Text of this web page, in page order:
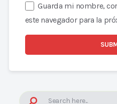
Guarda mi nombre,
este navegador para la